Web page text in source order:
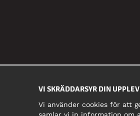
VI SKRÄDDARSYR DIN
Vi använder cookies för att